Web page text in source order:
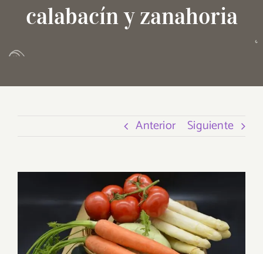
calabacín y zanahoria
Anterior Siguiente